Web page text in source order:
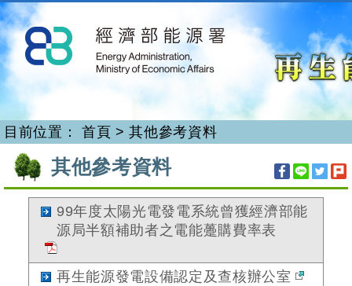
跳
到
主
要
內
再生能源
目前位置： 首頁 >其他參考資料
其他參考資料
99年度太陽光電發電系統曾獲經濟部能
源局半額補助者之電能躉購費率表
再生能源發電設備認定及查核辦公室